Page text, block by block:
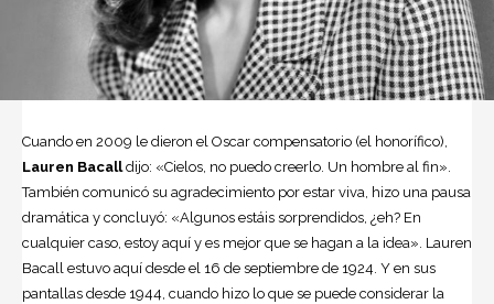
Cuando en 2009 le dieron el Oscar compensatorio (el honorífico),
Lauren Bacalldijo: «Cielos, no puedo creerlo. Un hombre al fin».
También comunicó su agradecimiento por estar viva, hizo una pausa
dramática y concluyó: «Algunos estáis sorprendidos, ¿eh? En
cualquier caso, estoy aquí y es mejor que se hagan a la idea». Lauren
Bacall estuvo aquí desde el 16 de septiembre de 1924. Y en sus
pantallas desde 1944, cuando hizo lo que se puede considerar la